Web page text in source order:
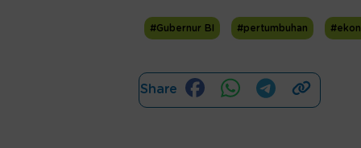
#Gubernur BI #pertumbuhan
Share